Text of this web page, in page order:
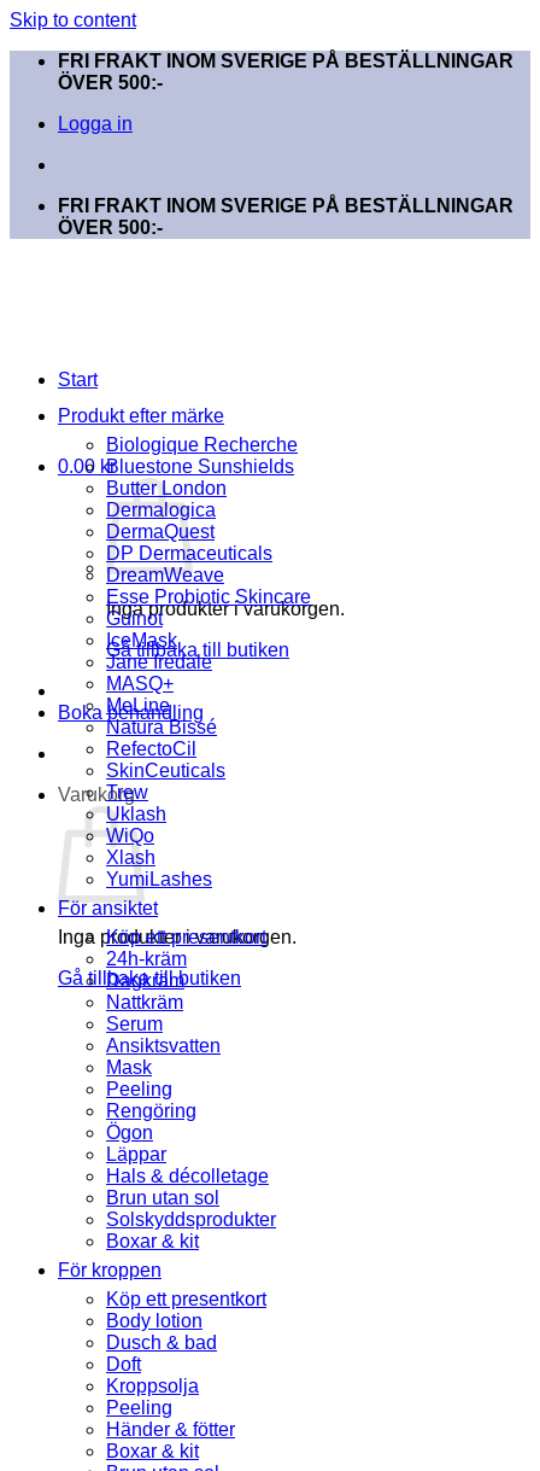
Skip to content
FRI FRAKT INOM SVERIGE PÅ BESTÄLLNINGAR
ÖVER 500:-
Logga in
FRI FRAKT INOM SVERIGE PÅ BESTÄLLNINGAR
ÖVER 500:-
0.00 kr
Inga produkter i varukorgen.
Gå tillbaka till butiken
Boka behandling
Varukorg
Inga produkter i varukorgen.
Gå tillbaka till butiken
Start
Produkt efter märke
Biologique Recherche
Bluestone Sunshields
Butter London
Dermalogica
DermaQuest
DP Dermaceuticals
DreamWeave
Esse Probiotic Skincare
Guinot
IceMask
Jane Iredale
MASQ+
MeLine
Natura Bissé
RefectoCil
SkinCeuticals
Trew
Uklash
WiQo
Xlash
YumiLashes
För ansiktet
Köp ett presentkort
24h-kräm
Dagkräm
Nattkräm
Serum
Ansiktsvatten
Mask
Peeling
Rengöring
Ögon
Läppar
Hals & décolletage
Brun utan sol
Solskyddsprodukter
Boxar & kit
För kroppen
Köp ett presentkort
Body lotion
Dusch & bad
Doft
Kroppsolja
Peeling
Händer & fötter
Boxar & kit